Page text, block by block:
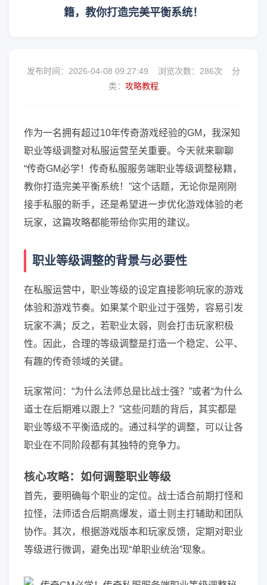
籍，教你打造完美平衡系统！
发布时间：2026-04-08 09:27:49 浏览次数： 286次 分
类： 攻略教程
作为一名拥有超过10年传奇游戏经验的GM，我深知
职业等级调整对私服运营至关重要。今天就来聊聊
“传奇GM必学！传奇私服服务端职业等级调整秘籍，
教你打造完美平衡系统！”这个话题，无论你是刚刚
接手私服的新手，还是希望进一步优化游戏体验的老
玩家，这篇攻略都能带给你实用的建议。
职业等级调整的背景与必要性
在私服运营中，职业等级的设定直接影响玩家的游戏
体验和游戏节奏。如果某个职业过于强势，容易引发
玩家不满；反之，若职业太弱，则会打击玩家积极
性。因此，合理的等级调整是打造一个稳定、公平、
有趣的传奇领域的关键。
玩家常问：“为什么法师总是比战士强？”或者“为什么
道士在后期难以跟上？”这些问题的背后，其实都是
职业等级不平衡造成的。通过科学的调整，可以让各
职业在不同阶段都有其独特的竞争力。
核心攻略：如何调整职业等级
首先，要明确每个职业的定位。战士适合前期打怪和
拉怪，法师适合后期高爆发，道士则主打辅助和团队
协作。其次，根据游戏版本和玩家反馈，定期对职业
等级进行微调，避免出现“单职业统治”现象。